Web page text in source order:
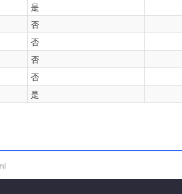
是
否
否
否
否
是